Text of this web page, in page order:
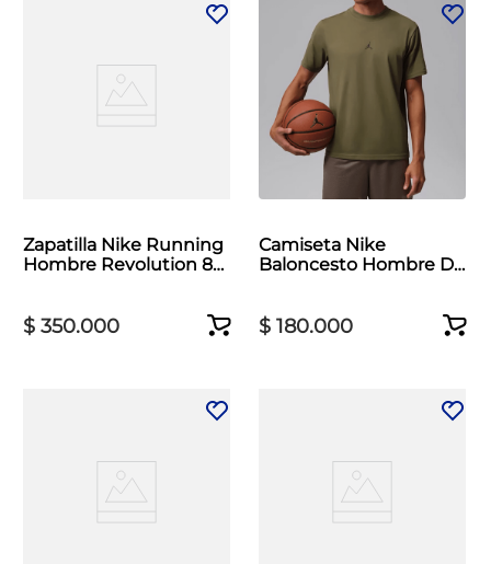
Zapatilla Nike Running
Hombre Revolution 8
$ 350.000
Camiseta Nike
Baloncesto Hombre Dri
$ 180.000